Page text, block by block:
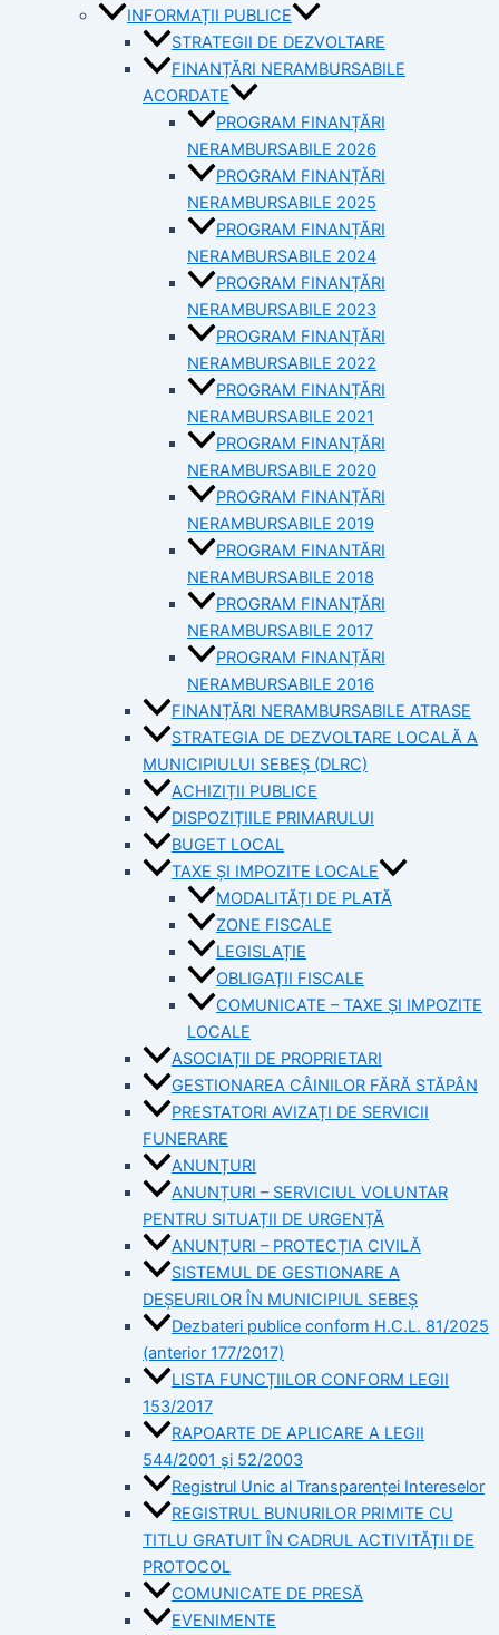
INFORMAȚII PUBLICE
STRATEGII DE DEZVOLTARE
FINANȚĂRI NERAMBURSABILE
ACORDATE
PROGRAM FINANȚĂRI
NERAMBURSABILE 2026
PROGRAM FINANȚĂRI
NERAMBURSABILE 2025
PROGRAM FINANȚĂRI
NERAMBURSABILE 2024
PROGRAM FINANȚĂRI
NERAMBURSABILE 2023
PROGRAM FINANȚĂRI
NERAMBURSABILE 2022
PROGRAM FINANȚĂRI
NERAMBURSABILE 2021
PROGRAM FINANȚĂRI
NERAMBURSABILE 2020
PROGRAM FINANȚĂRI
NERAMBURSABILE 2019
PROGRAM FINANTĂRI
NERAMBURSABILE 2018
PROGRAM FINANȚĂRI
NERAMBURSABILE 2017
PROGRAM FINANȚĂRI
NERAMBURSABILE 2016
FINANȚĂRI NERAMBURSABILE ATRASE
STRATEGIA DE DEZVOLTARE LOCALĂ A
MUNICIPIULUI SEBEȘ (DLRC)
ACHIZIȚII PUBLICE
DISPOZIȚIILE PRIMARULUI
BUGET LOCAL
TAXE ȘI IMPOZITE LOCALE
MODALITĂȚI DE PLATĂ
ZONE FISCALE
LEGISLAȚIE
OBLIGAȚII FISCALE
COMUNICATE – TAXE ȘI IMPOZITE
LOCALE
ASOCIAȚII DE PROPRIETARI
GESTIONAREA CÂINILOR FĂRĂ STĂPÂN
PRESTATORI AVIZAȚI DE SERVICII
FUNERARE
ANUNȚURI
ANUNȚURI – SERVICIUL VOLUNTAR
PENTRU SITUAȚII DE URGENȚĂ
ANUNȚURI – PROTECȚIA CIVILĂ
SISTEMUL DE GESTIONARE A
DEȘEURILOR ÎN MUNICIPIUL SEBEȘ
Dezbateri publice conform H.C.L. 81/2025
(anterior 177/2017)
LISTA FUNCȚIILOR CONFORM LEGII
153/2017
RAPOARTE DE APLICARE A LEGII
544/2001 și 52/2003
Registrul Unic al Transparenței Intereselor
REGISTRUL BUNURILOR PRIMITE CU
TITLU GRATUIT ÎN CADRUL ACTIVITĂȚII DE
PROTOCOL
COMUNICATE DE PRESĂ
EVENIMENTE